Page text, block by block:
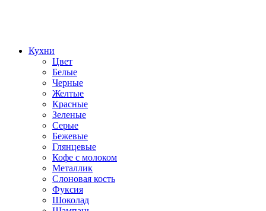
Кухни
Цвет
Белые
Черные
Желтые
Красные
Зеленые
Серые
Бежевые
Глянцевые
Кофе с молоком
Металлик
Слоновая кость
Фуксия
Шоколад